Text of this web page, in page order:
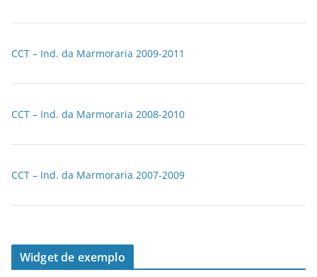
CCT – Ind. da Marmoraria 2009-2011
CCT – Ind. da Marmoraria 2008-2010
CCT – Ind. da Marmoraria 2007-2009
Widget de exemplo